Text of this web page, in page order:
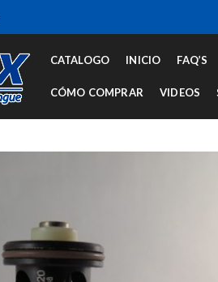
CATALOGO INICIO FAQ’S
CÓMO COMPRAR VIDEOS